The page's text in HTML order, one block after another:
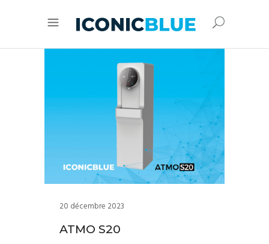
20 décembre 2023
ATMO S20